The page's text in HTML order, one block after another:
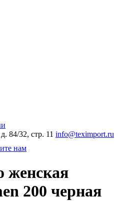
84/32, стр. 11 info@teximport.ru
нам
женская
200 черная